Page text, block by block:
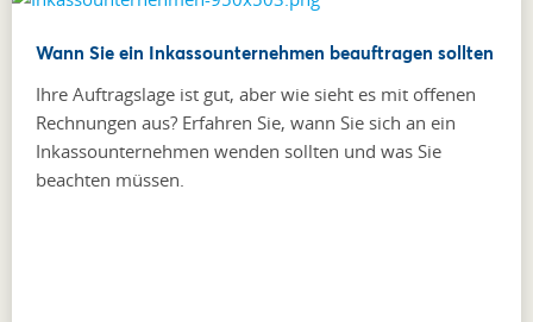
Wann Sie ein Inkassounternehmen beauftragen sollten
Ihre Auftragslage ist gut, aber wie sieht es mit offenen
Rechnungen aus? Erfahren Sie, wann Sie sich an ein
Inkassounternehmen wenden sollten und was Sie
beachten müssen.